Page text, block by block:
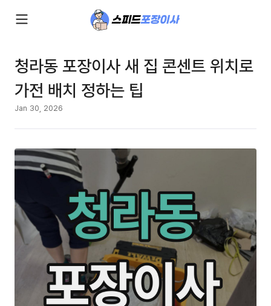
청라동 포장이사 새 집 콘센트 위치로
가전 배치 정하는 팁
Jan 30, 2026